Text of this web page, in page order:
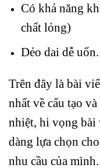
Có khả năng
chất lỏng)
Dẻo dai dễ uốn.
Trên đây là bài
nhất về cấu tạo
nhiệt, hi vọng bài
dàng lựa chọn
nhu cầu của mình.